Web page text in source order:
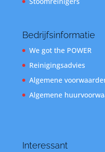
Bedrijfsinformatie
We got the POWER
Reinigingsadvies
Algemene
Algemene
Interessant